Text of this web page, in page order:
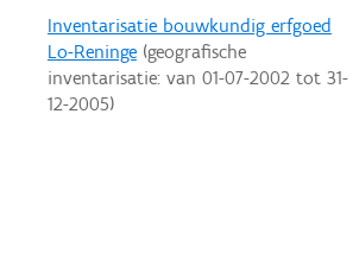
Inventarisatie bouwkundig erfgoed
Lo-Reninge(geografische
inventarisatie: van 01-07-2002tot 31-
12-2005)